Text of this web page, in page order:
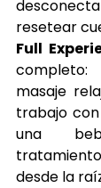
resetear
Full
masaje
trabajo
una
desde la